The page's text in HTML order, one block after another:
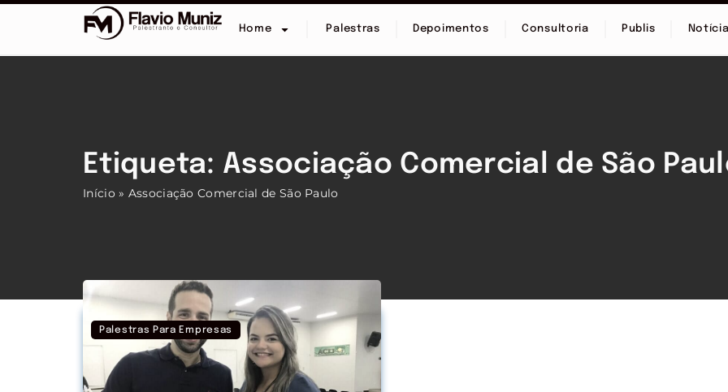
Home Palestras Depoimentos Consultoria Publis
Etiqueta: Associação Comercial de São
Início » Associação Comercial de São Paulo
Palestras Para Empresas